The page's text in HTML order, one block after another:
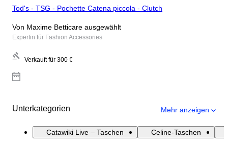
Tod's - TSG - Pochette Catena piccola - Clutch
Von Maxime Betticare ausgewählt
Expertin für Fashion Accessories
Verkauft für 300 €
Unterkategorien Mehr anzeigen
Catawiki Live – Taschen Celine-Taschen